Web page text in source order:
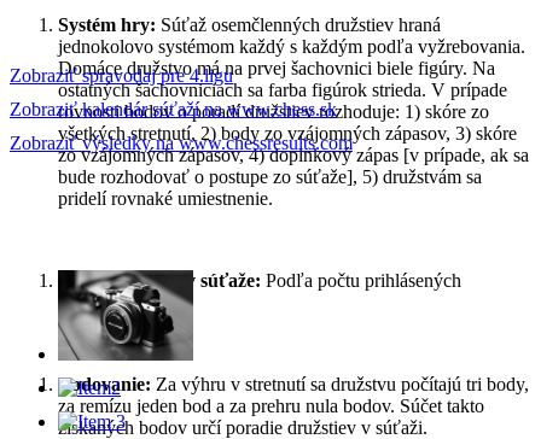
Systém hry: Súťaž osemčlenných družstiev hraná
jednokolovo systémom každý s každým podľa vyžrebovania.
Domáce družstvo má na prvej šachovnici biele figúry. Na
ostatných šachovniciach sa farba figúrok strieda. V prípade
rovnosti bodov o poradí družstiev rozhoduje: 1) skóre zo
všetkých stretnutí, 2) body zo vzájomných zápasov, 3) skóre
zo vzájomných zápasov, 4) doplnkový zápas [v prípade, ak sa
bude rozhodovať o postupe zo súťaže], 5) družstvám sa
pridelí rovnaké umiestnenie.
Počet účastníkov súťaže: Podľa počtu prihlásených
družstiev.
Bodovanie: Za výhru v stretnutí sa družstvu počítajú tri body,
za remízu jeden bod a za prehru nula bodov. Súčet takto
získaných bodov určí poradie družstiev v súťaži.
Zobraziť spravodaj pre 4.ligu
Zobraziť kalendár súťaží na www.chess.sk
Zobraziť výsledky na www.chessresults.com